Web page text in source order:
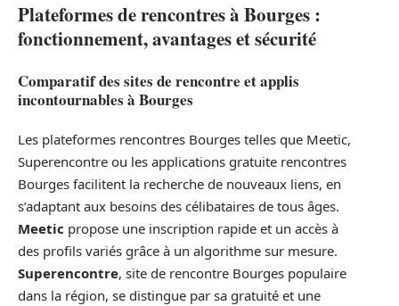
Plateformes de rencontres à Bourges :
fonctionnement, avantages et sécurité
Comparatif des sites de rencontre et applis
incontournables à Bourges
Les plateformes rencontres Bourges telles que Meetic,
Superencontre ou les applications gratuite rencontres
Bourges facilitent la recherche de nouveaux liens, en
s’adaptant aux besoins des célibataires de tous âges.
Meetic propose une inscription rapide et un accès à
des profils variés grâce à un algorithme sur mesure.
Superencontre, site de rencontre Bourges populaire
dans la région, se distingue par sa gratuité et une